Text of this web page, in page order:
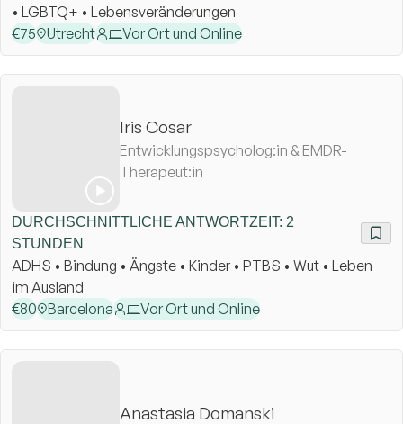
• LGBTQ+ • Lebensveränderungen
€75 Utrecht Vor Ort und Online
Iris Cosar
Entwicklungspsycholog:in & EMDR-
Therapeut:in
DURCHSCHNITTLICHE ANTWORTZEIT: 2
STUNDEN
ADHS • Bindung • Ängste • Kinder • PTBS • Wut • Leben
im Ausland
€80 Barcelona Vor Ort und Online
Anastasia Domanski